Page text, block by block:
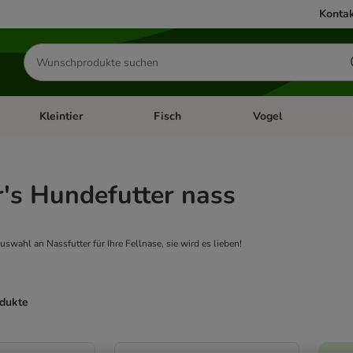
Produkte
suchen
& Zubehör
Kategorie-Menü öffnen: Hundefutter & Zubehör
Kleintier Kategorie-Menü öffnen: Kleintier
Fisch Kategorie-Menü
Vogel
Hundefutter nass
an Nassfutter für Ihre Fellnase, sie wird es lieben!